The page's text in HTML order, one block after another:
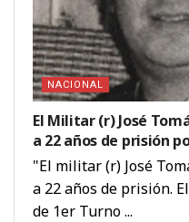
NACIONAL
El Militar (r) José
a 22 años de prisión
"El militar (r) José
a 22 años de prisión.
de 1er Turno ...